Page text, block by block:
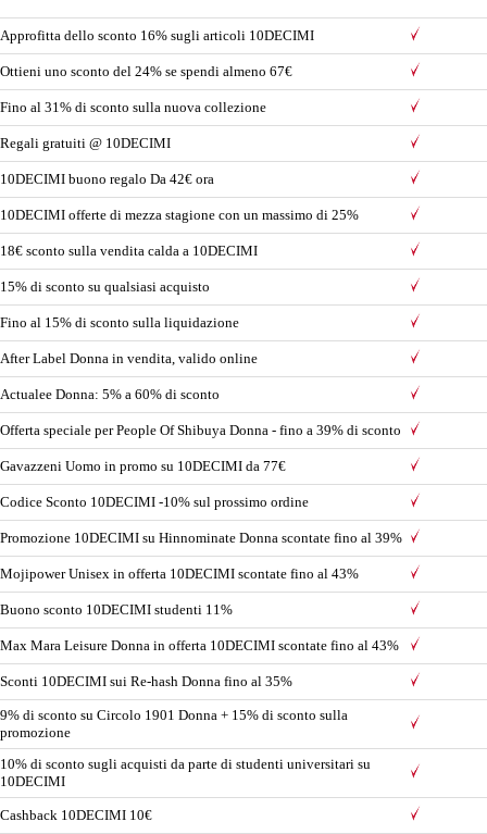
Approfitta dello sconto 16% sugli articoli 10DECIMI
Ottieni uno sconto del 24% se spendi almeno 67€
Fino al 31% di sconto sulla nuova collezione
Regali gratuiti @ 10DECIMI
10DECIMI buono regalo Da 42€ ora
10DECIMI offerte di mezza stagione con un massimo di 25%
18€ sconto sulla vendita calda a 10DECIMI
15% di sconto su qualsiasi acquisto
Fino al 15% di sconto sulla liquidazione
After Label Donna in vendita, valido online
Actualee Donna: 5% a 60% di sconto
Offerta speciale per People Of Shibuya Donna - fino a 39% di sconto
Gavazzeni Uomo in promo su 10DECIMI da 77€
Codice Sconto 10DECIMI -10% sul prossimo ordine
Promozione 10DECIMI su Hinnominate Donna scontate fino al 39%
Mojipower Unisex in offerta 10DECIMI scontate fino al 43%
Buono sconto 10DECIMI studenti 11%
Max Mara Leisure Donna in offerta 10DECIMI scontate fino al 43%
Sconti 10DECIMI sui Re-hash Donna fino al 35%
9% di sconto su Circolo 1901 Donna + 15% di sconto sulla
promozione
10% di sconto sugli acquisti da parte di studenti universitari su
10DECIMI
Cashback 10DECIMI 10€